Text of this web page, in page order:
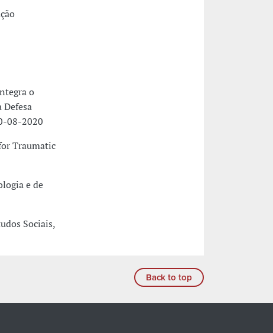
o
08-2020
Traumatic
e de
Sociais,
Back to top